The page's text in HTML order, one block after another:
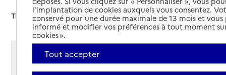
Trier par :
Afficher les résultats par:
Mode liste
Mode carte
l’implantation de cookies auxquels vous consentez.
conservé pour une durée maximale de 13 mois et
informé et modifier vos préférences à tout moment
cookies ».
Tout accepter